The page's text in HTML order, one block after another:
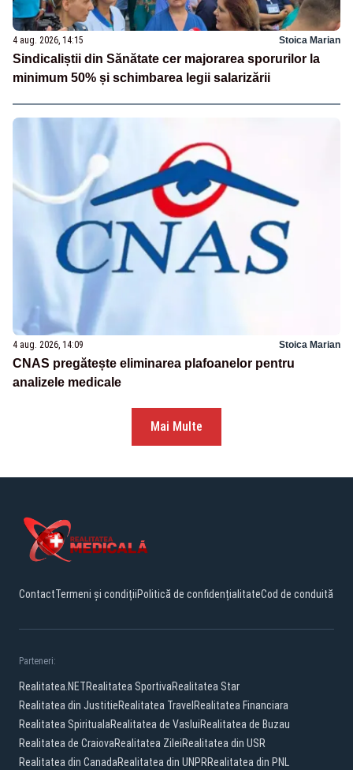
4 aug. 2026, 14:15 Stoica Marian
Sindicaliștii din Sănătate cer majorarea sporurilor la
minimum 50% și schimbarea legii salarizării
4 aug. 2026, 14:09 Stoica Marian
CNAS pregătește eliminarea plafoanelor pentru
analizele medicale
Mai Multe
ContactTermeni și condițiiPolitică de confidențialitateCod de conduită
Parteneri:
Realitatea.NETRealitatea SportivaRealitatea Star
Realitatea din JustitieRealitatea Travel Realitatea Financiara
Realitatea SpiritualaRealitatea de VasluiRealitatea de Buzau
Realitatea de CraiovaRealitatea ZileiRealitatea din USR
Realitatea din CanadaRealitatea din UNPRRealitatea din PNL